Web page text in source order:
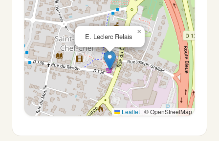
E. Leclerc Relais
×
Leaflet | © OpenStreetMap